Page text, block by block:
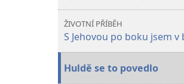
ŽIVOTNÍ PŘÍBĚH
S Jehovou po boku jsem v
Huldě se to povedlo